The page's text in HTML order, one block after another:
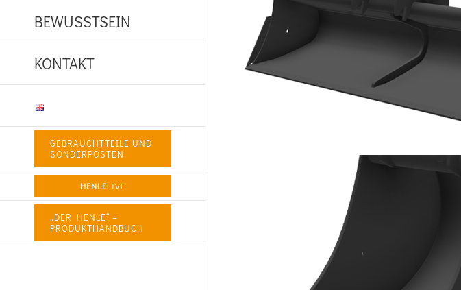
BEWUSSTSEIN
KONTAKT
GEBRAUCHTTEILE UND
SONDERPOSTEN
HENLELIVE
„DER HENLE“ –
PRODUKTHANDBUCH